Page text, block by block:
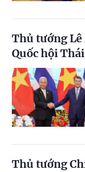
Thủ tướng
Quốc hội
Thủ tướng